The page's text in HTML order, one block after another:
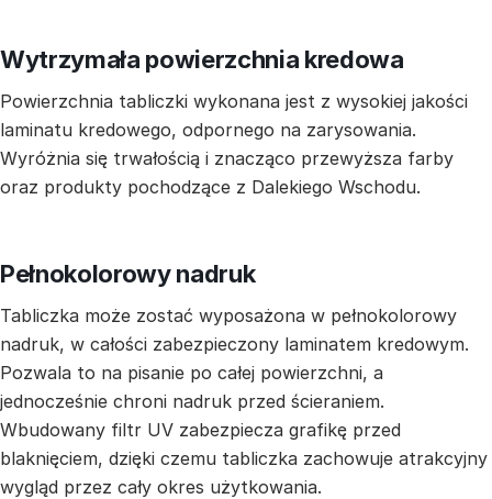
Wytrzymała powierzchnia kredowa
Powierzchnia tabliczki wykonana jest z wysokiej jakości
laminatu kredowego, odpornego na zarysowania.
Wyróżnia się trwałością i znacząco przewyższa farby
oraz produkty pochodzące z Dalekiego Wschodu.
Pełnokolorowy nadruk
Tabliczka może zostać wyposażona w pełnokolorowy
nadruk, w całości zabezpieczony laminatem kredowym.
Pozwala to na pisanie po całej powierzchni, a
jednocześnie chroni nadruk przed ścieraniem.
Wbudowany filtr UV zabezpiecza grafikę przed
blaknięciem, dzięki czemu tabliczka zachowuje atrakcyjny
wygląd przez cały okres użytkowania.